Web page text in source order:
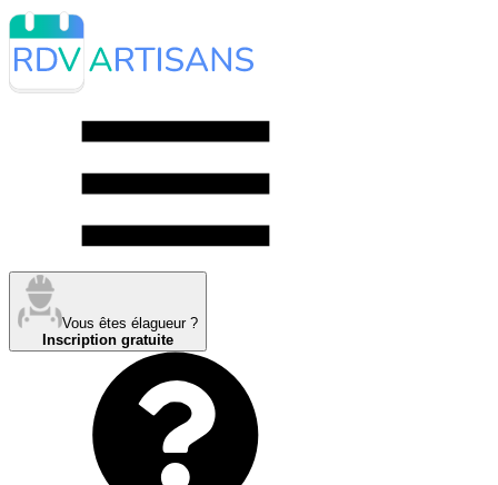
Vous êtes élagueur ?
Inscription gratuite